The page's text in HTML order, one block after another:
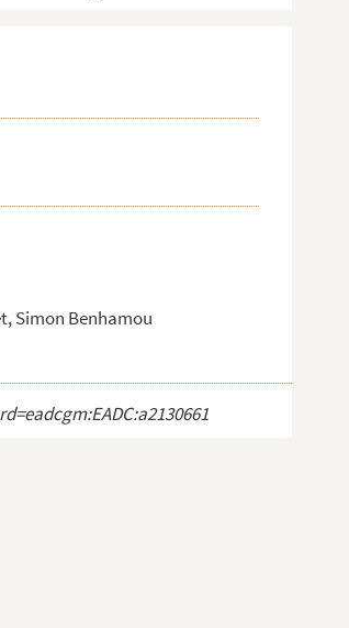
Simon Benhamou